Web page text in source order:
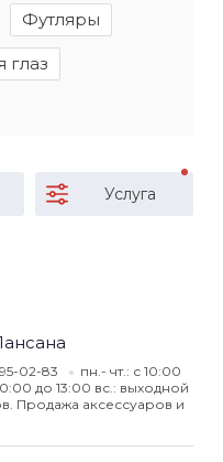
Футляры
глаз
Услуга
02-83
пн.- чт.: с 10:00
до 13:00 вс.: выходной
Продажа аксессуаров и